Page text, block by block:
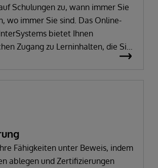
Schulungen zu, wann immer Sie
wo immer Sie sind. Das Online-
bietet Ihnen
Zugang zu Lerninhalten, die Sie
Fähigkeiten unter Beweis, indem
ablegen und Zertifizierungen